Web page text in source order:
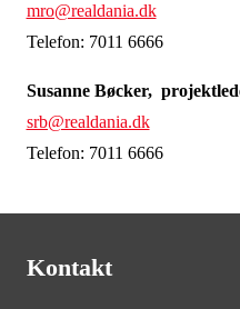
mro@realdania.dk
Telefon: 7011 6666
Susanne Bøcker,
srb@realdania.dk
Telefon: 7011 6666
Kontakt